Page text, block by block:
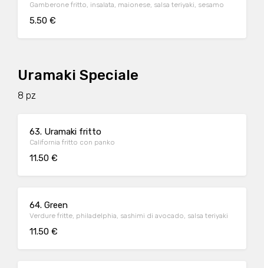
Gamberone fritto, insalata, maionese, salsa teriyaki, sesamo
5.50 €
Uramaki Speciale
8 pz
63. Uramaki fritto
California fritto con panko
11.50 €
64. Green
Verdure fritte, philadelphia, sashimi di avocado, salsa teriyaki
11.50 €